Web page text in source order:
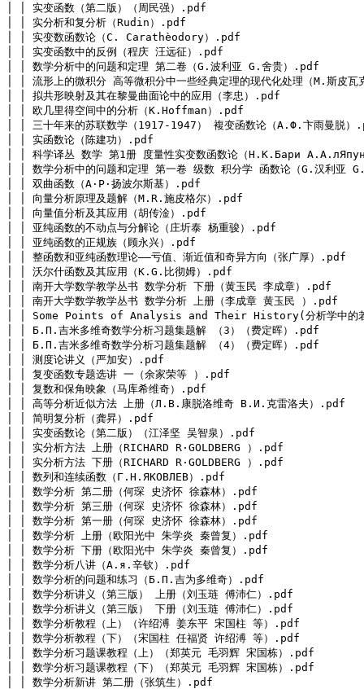
│ │ 实变函数（第二版）（周民强）.pdf
│ │ 实分析和复分析（Rudin）.pdf
│ │ 实变数函数论（C. Carathèodory）.pdf
│ │ 实变函数中的反例（程庆 汪远征）.pdf
│ │ 数学分析中的问题和定理 第二卷（G.波利亚 G.舍贵）.pdf
│ │ 流形上的微积分 高等微积分中一些经典定理的现代化处理（M.斯皮
│ │ 拟共形映射及其在黎曼曲面论中的应用（李忠）.pdf
│ │ 欧几里得空间中的分析（K.Hoffman）.pdf
│ │ 三十年来的苏联数学（1917-1947） 複变函数论（А.Ф.卞雨曼脱
│ │ 实函数论（陈建功）.pdf
│ │ 科学译丛 数学 第1册 度量性实变数函数论（Н.К.Бари
│ │ 数学分析中的问题和定理 第一卷 级数 积分学 函数论（G.汉利亚
│ │ 双曲函数（A·P·扬波尔斯基）.pdf
│ │ 向量分析原理及题解（M.R.施皮格尔）.pdf
│ │ 向量值分析及其应用（胡传淦）.pdf
│ │ 亚纯函数的不动点与分解论（庄圻泰 杨重骏）.pdf
│ │ 亚纯函数的正规族（顾永兴）.pdf
│ │ 整函数和亚纯函数理论——亏值、渐近值和奇异方向（张广厚）.pdf
│ │ 沃尔什函数及其应用（K.G.比彻姆）.pdf
│ │ 南开大学数学教学丛书 数学分析 下册（黄玉民 李成章）.pdf
│ │ 南开大学数学教学丛书 数学分析 上册（李成章 黄玉民 ）.pdf
│ │ Some Points of Analysis and Their History(分析学中的若
│ │ Б.П.吉米多维奇数学分析习题集题解 （3）（费定晖）.pdf
│ │ Б.П.吉米多维奇数学分析习题集题解 （4）（费定晖）.pdf
│ │ 测度论讲义（严加安）.pdf
│ │ 复变函数专题选讲 一（余家荣等 ）.pdf
│ │ 复数和保角映象（马库希维奇）.pdf
│ │ 高等分析近似方法 上册（Л.В.康脱洛维奇 В.И.克雷洛夫）.pdf
│ │ 简明复分析（龚昇）.pdf
│ │ 实变函数论（第二版）（江泽坚 吴智泉）.pdf
│ │ 实分析方法 上册（RICHARD R·GOLDBERG ）.pdf
│ │ 实分析方法 下册（RICHARD R·GOLDBERG ）.pdf
│ │ 数列和连续函数（Г.Н.ЯКОВЛЕВ）.pdf
│ │ 数学分析 第二册（何琛 史济怀 徐森林）.pdf
│ │ 数学分析 第三册（何琛 史济怀 徐森林）.pdf
│ │ 数学分析 第一册（何琛 史济怀 徐森林）.pdf
│ │ 数学分析 上册（欧阳光中 朱学炎 秦曾复）.pdf
│ │ 数学分析 下册（欧阳光中 朱学炎 秦曾复）.pdf
│ │ 数学分析八讲（A.я.辛钦）.pdf
│ │ 数学分析的问题和练习（Б.П.吉为多维奇）.pdf
│ │ 数学分析讲义（第三版） 上册（刘玉琏 傅沛仁）.pdf
│ │ 数学分析讲义（第三版） 下册（刘玉琏 傅沛仁）.pdf
│ │ 数学分析教程（上）（许绍溥 姜东平 宋国柱 等）.pdf
│ │ 数学分析教程（下）（宋国柱 任福贤 许绍溥 等）.pdf
│ │ 数学分析习题课教程（上）（郑英元 毛羽辉 宋国栋）.pdf
│ │ 数学分析习题课教程（下）（郑英元 毛羽辉 宋国栋）.pdf
│ │ 数学分析新讲 第二册（张筑生）.pdf